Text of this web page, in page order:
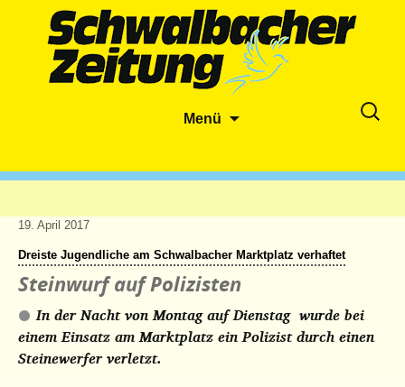
Menü
Suche
19. April 2017
Dreiste Jugendliche am Schwalbacher Marktplatz verhaftet
Steinwurf auf Polizisten
In der Nacht von Montag auf Dienstag wurde bei
einem Einsatz am Marktplatz ein Polizist durch einen
Steinewerfer verletzt.